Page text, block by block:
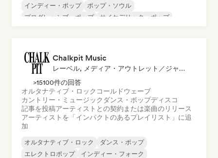
インディー・ポップ
ポップ・ソウル
プログレッシブ・ポップ
サイケデリック・ポップ
Chalkpit Music
レーベル, メディア・アウトレット／ジャーナリスト, プレイリスト・キュレーター
>15100件の回答
オルタナティブ・ロック コールドウェーブ
カントリー・ミュージック ダンス・ポップディスコ
記事を投稿アーティストとの契約または楽曲のリリース
アーティストを「インパクトのあるプレイリスト」に追
加
オルタナティブ・ロック
ダンス・ポップ
エレクトロポップ
インディー・フォーク